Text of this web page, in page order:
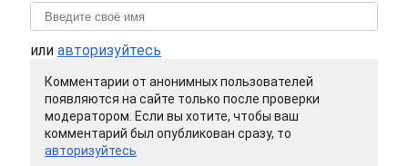
или авторизуйтесь
Комментарии от анонимных пользователей
появляются на сайте только после проверки
модератором. Если вы хотите, чтобы ваш
комментарий был опубликован сразу, то
авторизуйтесь